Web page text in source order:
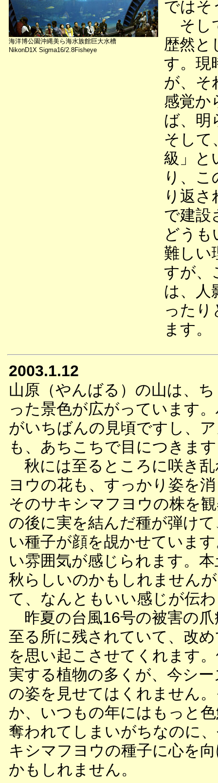
海洋博公園沖縄美ら海水族館巨大水槽
NikonD1X Sigma16/2.8Fisheye
ではそ
そし
歴然と
す。現
が、そ
感覚か
ば、明
そして
級」と
り、
り返
で建設
どう
難しい
すが、
は、人
ったり
ます。
2003.1.12
山原（やんばる）の山は、
った景色が広がっています
がいちばんの見頃ですし、
も、あちこちで目につきま
秋には至るところに咲き
ヨウの花も、すっかり姿を
そのサキシマフヨウの株を
の後に実を結んだ種が弾け
い種子が顔を覘かせていま
い雰囲気が感じられます。
秋らしいのかもしれません
て、なんともいい感じが伝
昨夏の台風16号の被害の
至る所に残されていて、改
を思い起こさせてくれます
実する植物の多くが、今シ
の姿を見せてはくれません
か、いつもの年にはもっと
奪われてしまいがちなのに
キシマフヨウの種子に心を
かもしれません。